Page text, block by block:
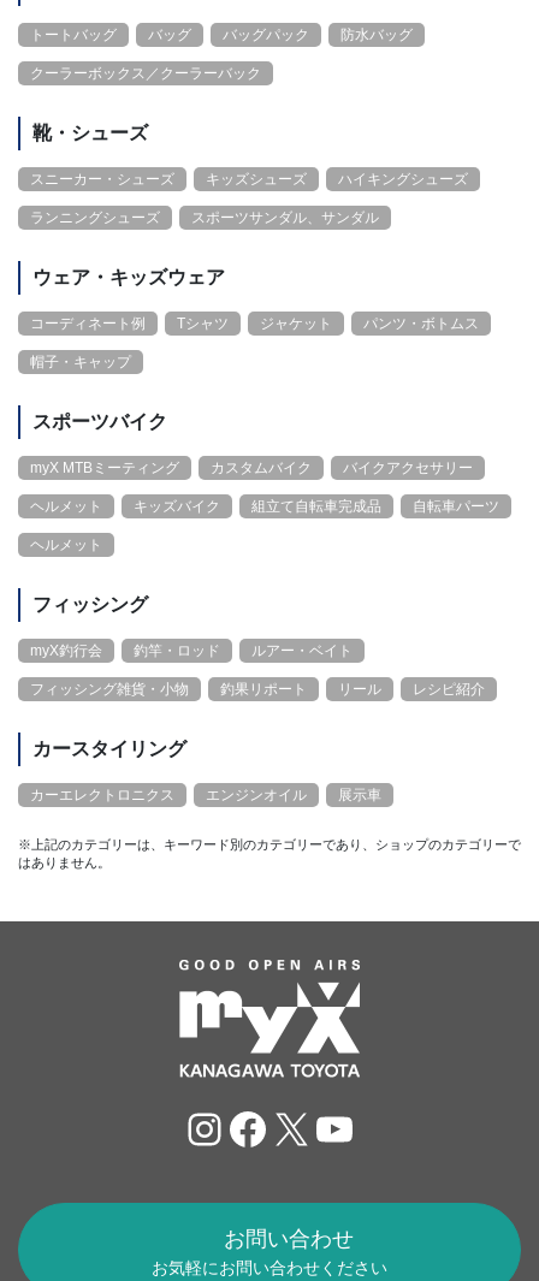
トートバッグ バッグ バッグパック 防水バッグ
クーラーボックス／クーラーバック
靴・シューズ
スニーカー・シューズ キッズシューズ ハイキングシューズ
ランニングシューズ スポーツサンダル、サンダル
ウェア・キッズウェア
コーディネート例 Tシャツ ジャケット パンツ・ボトムス
帽子・キャップ
スポーツバイク
myX MTBミーティング カスタムバイク バイクアクセサリー
ヘルメット キッズバイク 組立て自転車完成品 自転車パーツ
ヘルメット
フィッシング
myX釣行会 釣竿・ロッド ルアー・ベイト
フィッシング雑貨・小物 釣果リポート リール レシピ紹介
カースタイリング
カーエレクトロニクス エンジンオイル 展示車
※上記のカテゴリーは、キーワード別のカテゴリーであり、ショップのカテゴリーで
はありません。
Instagram
Facebook
X YouTube
お問い合わせ
お気軽にお問い合わせください